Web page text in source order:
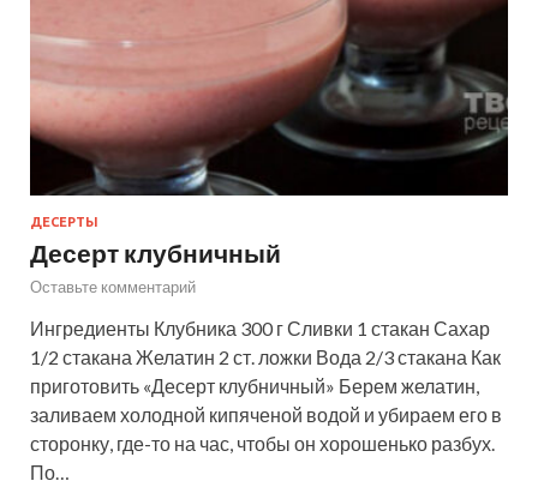
ДЕСЕРТЫ
Десерт клубничный
Оставьте комментарий
Ингредиенты Клубника 300 г Сливки 1 стакан Сахар
1/2 стакана Желатин 2 ст. ложки Вода 2/3 стакана Как
приготовить «Десерт клубничный» Берем желатин,
заливаем холодной кипяченой водой и убираем его в
сторонку, где-то на час, чтобы он хорошенько разбух.
По…